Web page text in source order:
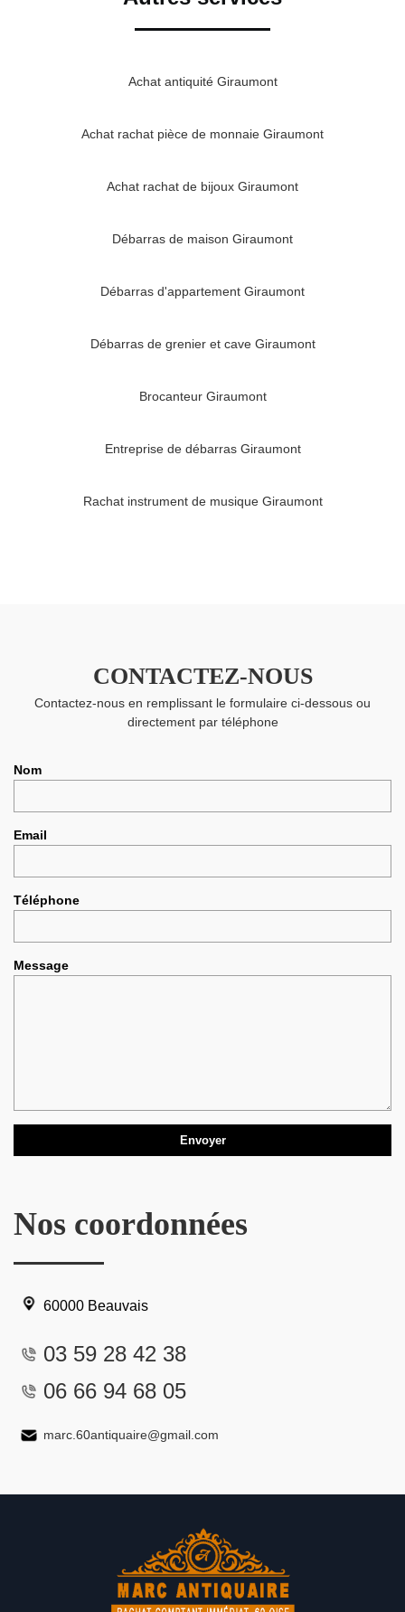
Achat antiquité Giraumont
Achat rachat pièce de monnaie Giraumont
Achat rachat de bijoux Giraumont
Débarras de maison Giraumont
Débarras d'appartement Giraumont
Débarras de grenier et cave Giraumont
Brocanteur Giraumont
Entreprise de débarras Giraumont
Rachat instrument de musique Giraumont
CONTACTEZ-NOUS
Contactez-nous en remplissant le formulaire ci-dessous ou
directement par téléphone
Nom
Email
Téléphone
Message
Nos coordonnées
60000 Beauvais
03 59 28 42 38
06 66 94 68 05
marc.60antiquaire@gmail.com